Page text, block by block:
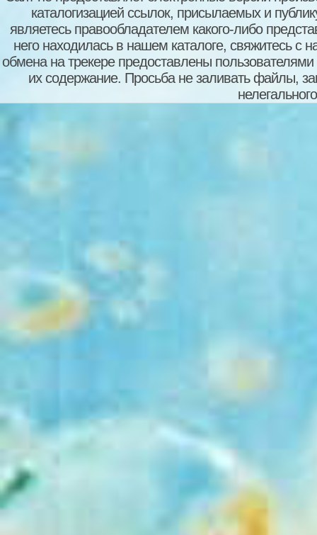
каталогизацией ссылок, присылаемых и
являетесь правообладателем какого-либо
него находилась в нашем каталоге, свяжитесь
обмена на трекере предоставлены пользователями
их содержание. Просьба не заливать файлы,